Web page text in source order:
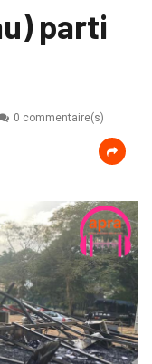
parti
0 commentaire(s)